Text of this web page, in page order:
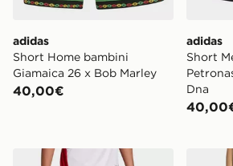
adidas
Short Home bambini
Giamaica 26 x Bob Marley
40,00€
adidas
Short
Dna
adidas Short Da Allenamento